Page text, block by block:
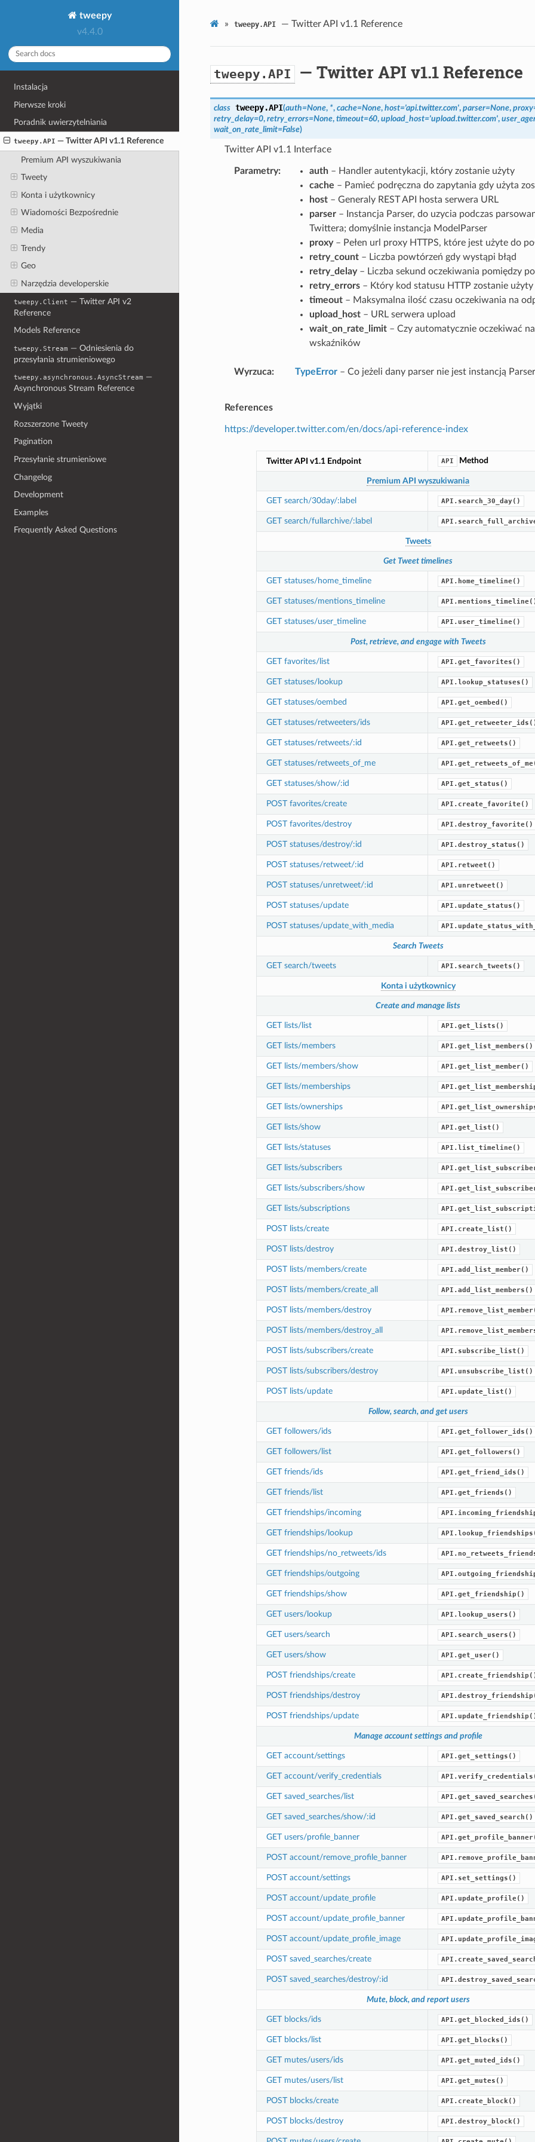
tweepy
v4.4.0
Instalacja
Pierwsze kroki
Poradnik uwierzytelniania
tweepy.API — Twitter API v1.1 Reference
Premium API wyszukiwania
Tweety
Konta i użytkownicy
Wiadomości Bezpośrednie
Media
Trendy
Geo
Narzędzia developerskie
tweepy.Client — Twitter API v2
Reference
Models Reference
tweepy.Stream — Odniesienia do
przesyłania strumieniowego
tweepy.asynchronous.AsyncStream —
Asynchronous Stream Reference
Wyjątki
Rozszerzone Tweety
Pagination
Przesyłanie strumieniowe
Changelog
Development
Examples
Frequently Asked Questions
» tweepy.API — Twitter API v1.1 Reference
tweepy.API — Twitter API v1.1 Reference
class tweepy.API(auth=None, *, cache=None, host='api.twitter.com', parser=None, proxy
retry_delay=0, retry_errors=None, timeout=60, upload_host='upload.twitter.com',
wait_on_rate_limit=False)
Twitter API v1.1 Interface
Parametry auth– Handler autentykacji, który zostanie użyty
cache – Pamieć podręczna do zapytania gdy użyta
host– Generaly REST API hosta serwera URL
parser– Instancja Parser, do uzycia podczas
Twittera; domyślnie instancja ModelParser
proxy– Pełen url proxy HTTPS, które jest użyte do
retry_count– Liczba powtórzeń gdy wystąpi błąd
retry_delay– Liczba sekund oczekiwania pomiędzy
retry_errors– Który kod statusu HTTP zostanie
timeout– Maksymalna ilość czasu oczekiwania na
upload_host– URL serwera upload
wait_on_rate_limit– Czy automatycznie oczekiwać
wskaźników
Wyrzuca TypeError– Co jeżeli dany parser nie jest instancją Parser
References
https://developer.twitter.com/en/docs/api-reference-index
Twitter API v1.1 Endpoint API Method
Premium API wyszukiwania
GET search/30day/:label API.search_30_day()
GET search/fullarchive/:label
Tweets
Get Tweet timelines
GET statuses/home_timeline API.home_timeline()
GET statuses/mentions_timeline
GET statuses/user_timeline API.user_timeline()
Post, retrieve, and engage with Tweets
GET favorites/list API.get_favorites()
GET statuses/lookup API.lookup_statuses()
GET statuses/oembed API.get_oembed()
GET statuses/retweeters/ids
GET statuses/retweets/:id API.get_retweets()
GET statuses/retweets_of_me
GET statuses/show/:id API.get_status()
POST favorites/create API.create_favorite()
POST favorites/destroy API.destroy_favorite()
POST statuses/destroy/:id API.destroy_status()
POST statuses/retweet/:id API.retweet()
POST statuses/unretweet/:id API.unretweet()
POST statuses/update API.update_status()
POST statuses/update_with_media
Search Tweets
GET search/tweets API.search_tweets()
Konta i użytkownicy
Create and manage lists
GET lists/list API.get_lists()
GET lists/members API.get_list_members()
GET lists/members/show API.get_list_member()
GET lists/memberships
GET lists/ownerships
GET lists/show API.get_list()
GET lists/statuses API.list_timeline()
GET lists/subscribers
GET lists/subscribers/show
GET lists/subscriptions
POST lists/create API.create_list()
POST lists/destroy API.destroy_list()
POST lists/members/create API.add_list_member()
POST lists/members/create_all API.add_list_members()
POST lists/members/destroy
POST lists/members/destroy_all
POST lists/subscribers/create API.subscribe_list()
POST lists/subscribers/destroy API.unsubscribe_list()
POST lists/update API.update_list()
Follow, search, and get users
GET followers/ids API.get_follower_ids()
GET followers/list API.get_followers()
GET friends/ids API.get_friend_ids()
GET friends/list API.get_friends()
GET friendships/incoming
GET friendships/lookup
GET friendships/no_retweets/ids
GET friendships/outgoing
GET friendships/show API.get_friendship()
GET users/lookup API.lookup_users()
GET users/search API.search_users()
GET users/show API.get_user()
POST friendships/create
POST friendships/destroy
POST friendships/update
Manage account settings and profile
GET account/settings API.get_settings()
GET account/verify_credentials
GET saved_searches/list
GET saved_searches/show/:id API.get_saved_search()
GET users/profile_banner
POST account/remove_profile_banner
POST account/settings API.set_settings()
POST account/update_profile API.update_profile()
POST account/update_profile_banner
POST account/update_profile_image
POST saved_searches/create
POST saved_searches/destroy/:id
Mute, block, and report users
GET blocks/ids API.get_blocked_ids()
GET blocks/list API.get_blocks()
GET mutes/users/ids API.get_muted_ids()
GET mutes/users/list API.get_mutes()
POST blocks/create API.create_block()
POST blocks/destroy API.destroy_block()